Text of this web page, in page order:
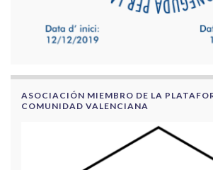
ASOCIACIÓN MIEMBRO DE LA
COMUNIDAD VALENCIANA